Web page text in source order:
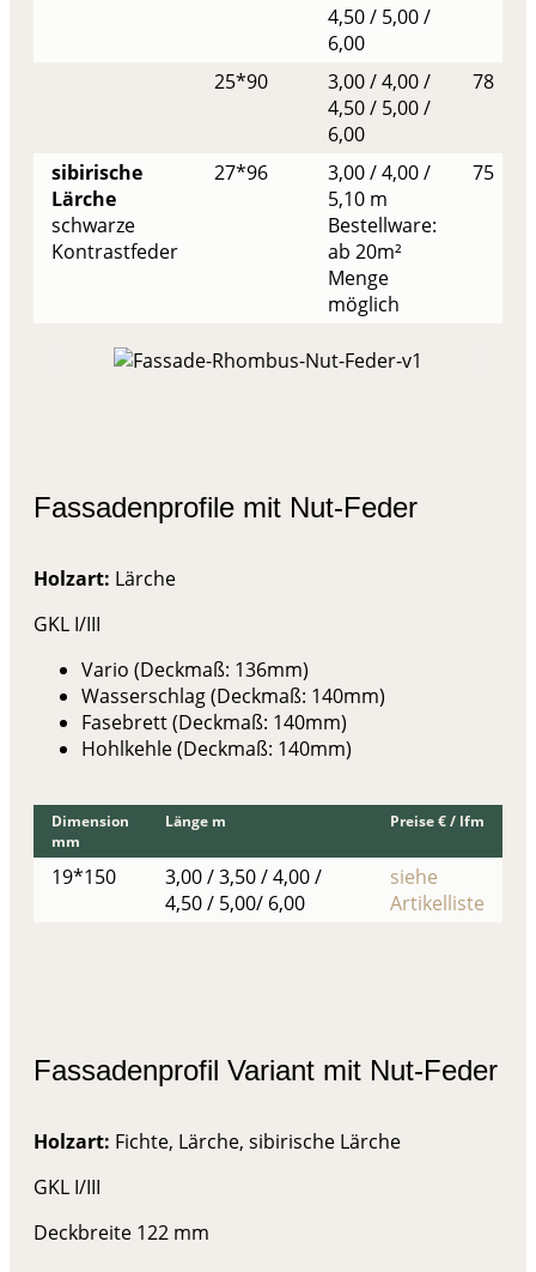
4,50 / 5,00 /
6,00
25*90
3,00 / 4,00 /
4,50 / 5,00 /
6,00
78
sibirische
Lärche
schwarze
Kontrastfeder
27*96
3,00 / 4,00 /
5,10 m
Bestellware:
ab 20m²
Menge
möglich
75
Fassadenprofile mit Nut-Feder
Holzart: Lärche
GKL I/III
Vario (Deckmaß: 136mm)
Wasserschlag (Deckmaß: 140mm)
Fasebrett (Deckmaß: 140mm)
Hohlkehle (Deckmaß: 140mm)
Dimension
mm
Länge m Preise € / lfm
19*150
3,00 / 3,50 / 4,00 /
4,50 / 5,00/ 6,00
siehe
Artikelliste
Fassadenprofil Variant mit Nut-Feder
Holzart: Fichte, Lärche, sibirische Lärche
GKL I/III
Deckbreite 122 mm